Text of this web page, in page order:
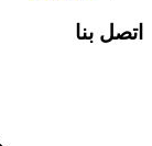
اتصل بنا